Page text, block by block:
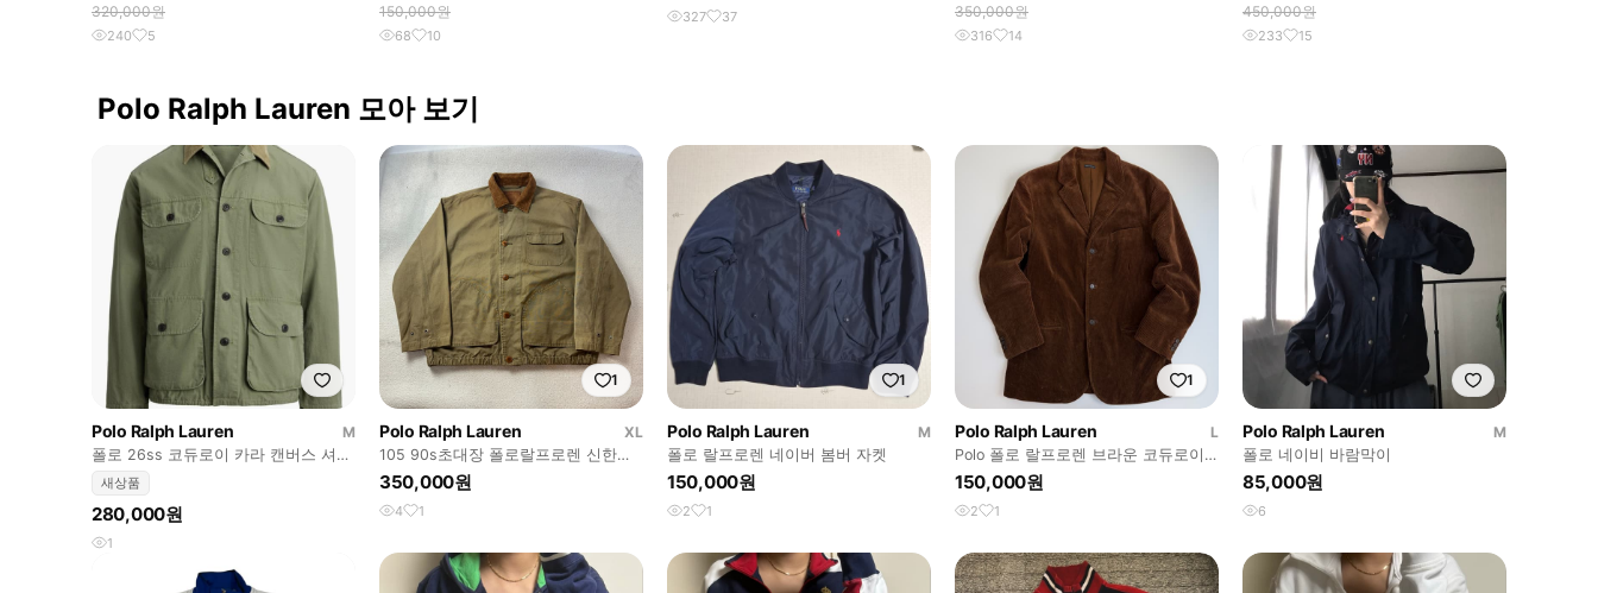
320,000원
240 5
150,000원
68 10
327 37 350,000원
316 14
450,000원
233 15
Polo Ralph Lauren 모아 보기
Polo Ralph Lauren
M
폴로 26ss 코듀로이 카라 캔버스 셔츠
자켓
새상품
280,000원
1
1
Polo Ralph Lauren
XL
105 90s초대장 폴로랄프로렌 신한인
터네쇼날 코듀로이 코튼자켓 #383
350,000원
4 1
1
Polo Ralph Lauren
M
폴로 랄프로렌 네이버 봄버 자켓
150,000원
2 1
1
Polo Ralph Lauren
L
Polo 폴로 랄프로렌 브라운 코듀로이
자켓
150,000원
2 1
Polo Ralph Lauren
M
폴로 네이비 바람막이
85,000원
6